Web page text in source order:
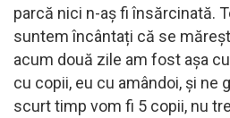
parcă nici n-aș fi însărcinată.
suntem încântați că se
acum două zile am fost așa
cu copii, eu cu amândoi, și ne
scurt timp vom fi 5 copii, nu